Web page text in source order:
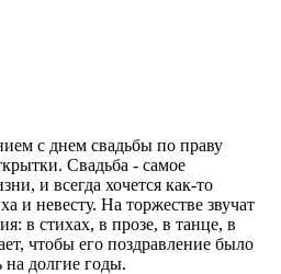
с днем свадьбы по праву
Свадьба - самое
и всегда хочется как-то
и невесту. На торжестве звучат
в стихах, в прозе, в танце, в
чтобы его поздравление было
долгие годы.